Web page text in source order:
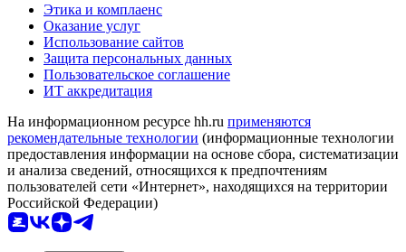
Этика и комплаенс
Оказание услуг
Использование сайтов
Защита персональных данных
Пользовательское соглашение
ИТ аккредитация
На информационном ресурсе hh.ru применяются
рекомендательные технологии (информационные технологии
предоставления информации на основе сбора, систематизации
и анализа сведений, относящихся к предпочтениям
пользователей сети «Интернет», находящихся на территории
Российской Федерации)